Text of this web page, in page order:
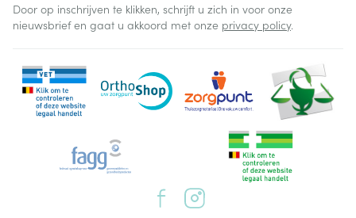
Door op inschrijven te klikken, schrijft u zich in voor onze
nieuwsbrief en gaat u akkoord met onze privacy policy.